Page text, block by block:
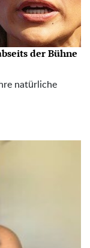
der Bühne
natürliche